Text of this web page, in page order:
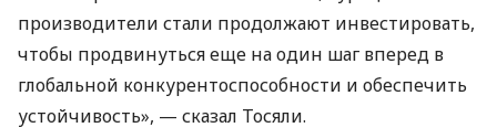
производители стали продолжают инвестировать,
чтобы продвинуться еще на один шаг вперед в
глобальной конкурентоспособности и обеспечить
устойчивость», — сказал Тосяли.